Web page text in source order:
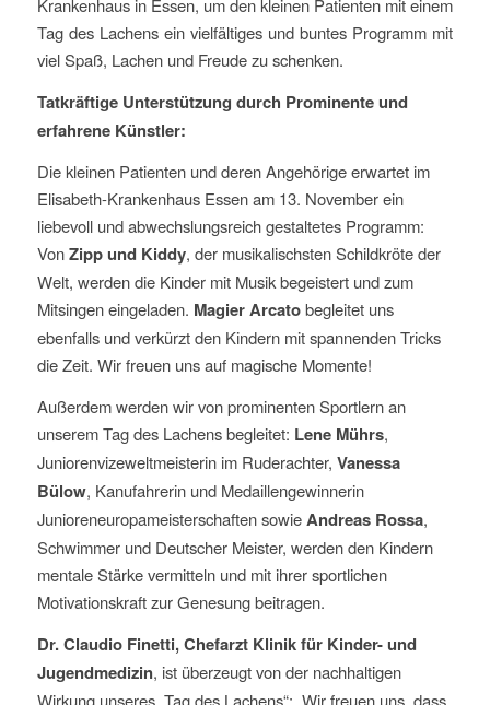
Krankenhaus in Essen, um den kleinen Patienten mit einem
Tag des Lachens ein vielfältiges und buntes Programm mit
viel Spaß, Lachen und Freude zu schenken.
Tatkräftige Unterstützung durch Prominente und
erfahrene Künstler:
Die kleinen Patienten und deren Angehörige erwartet im
Elisabeth-Krankenhaus Essen am 13. November ein
liebevoll und abwechslungsreich gestaltetes Programm:
VonZipp und Kiddy, der musikalischsten Schildkröte der
Welt, werden die Kinder mit Musik begeistert und zum
Mitsingen eingeladen. Magier Arcatobegleitet uns
ebenfalls und verkürzt den Kindern mit spannenden Tricks
die Zeit. Wir freuen uns auf magische Momente!
Außerdem werden wir von prominenten Sportlern an
unserem Tag des Lachens begleitet: Lene Mührs,
Juniorenvizeweltmeisterin im Ruderachter, Vanessa
Bülow, Kanufahrerin und Medaillengewinnerin
Junioreneuropameisterschaften sowieAndreas Rossa,
Schwimmer und Deutscher Meister, werden den Kindern
mentale Stärke vermitteln und mit ihrer sportlichen
Motivationskraft zur Genesung beitragen.
Dr. Claudio Finetti, Chefarzt Klinik für Kinder- und
Jugendmedizin, ist überzeugt von der nachhaltigen
Wirkung unseres „Tag des Lachens“: „Wir freuen uns, dass